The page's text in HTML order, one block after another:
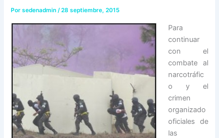
Porsedenadmin/28 septiembre, 2015
Para
continuar
con el
combate al
narcotráfic
o y el
crimen
organizado
oficiales de
las